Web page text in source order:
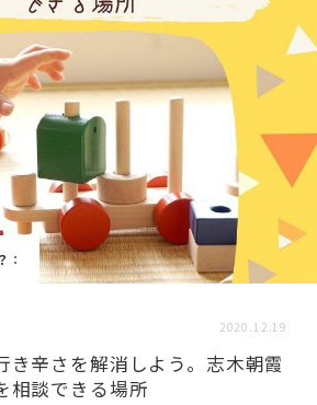
め
ト 学び・教育
HAREL
活用事例
リノベ事例
：
2020.12.19
き辛さを解消しよう。志木朝霞
相談できる場所